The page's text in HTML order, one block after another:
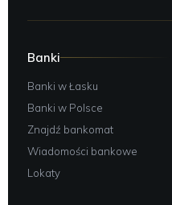
Banki
Banki w Łasku
Banki w Polsce
Znajdź bankomat
Wiadomości bankowe
Lokaty